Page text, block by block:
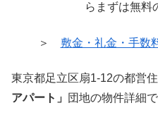
らまずは無料
＞ 敷金・礼金・手数
東京都足立区扇1-12の都営
アパート」
団地の物件詳細で